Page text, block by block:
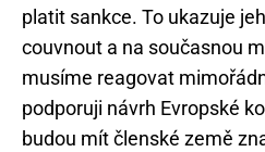
platit sankce. To ukazuje
couvnout a na současnou
musíme reagovat
podporuji návrh Evropské
budou mít členské země